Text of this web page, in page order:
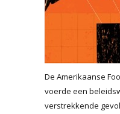
De Amerikaanse
voerde een
verstrekkende